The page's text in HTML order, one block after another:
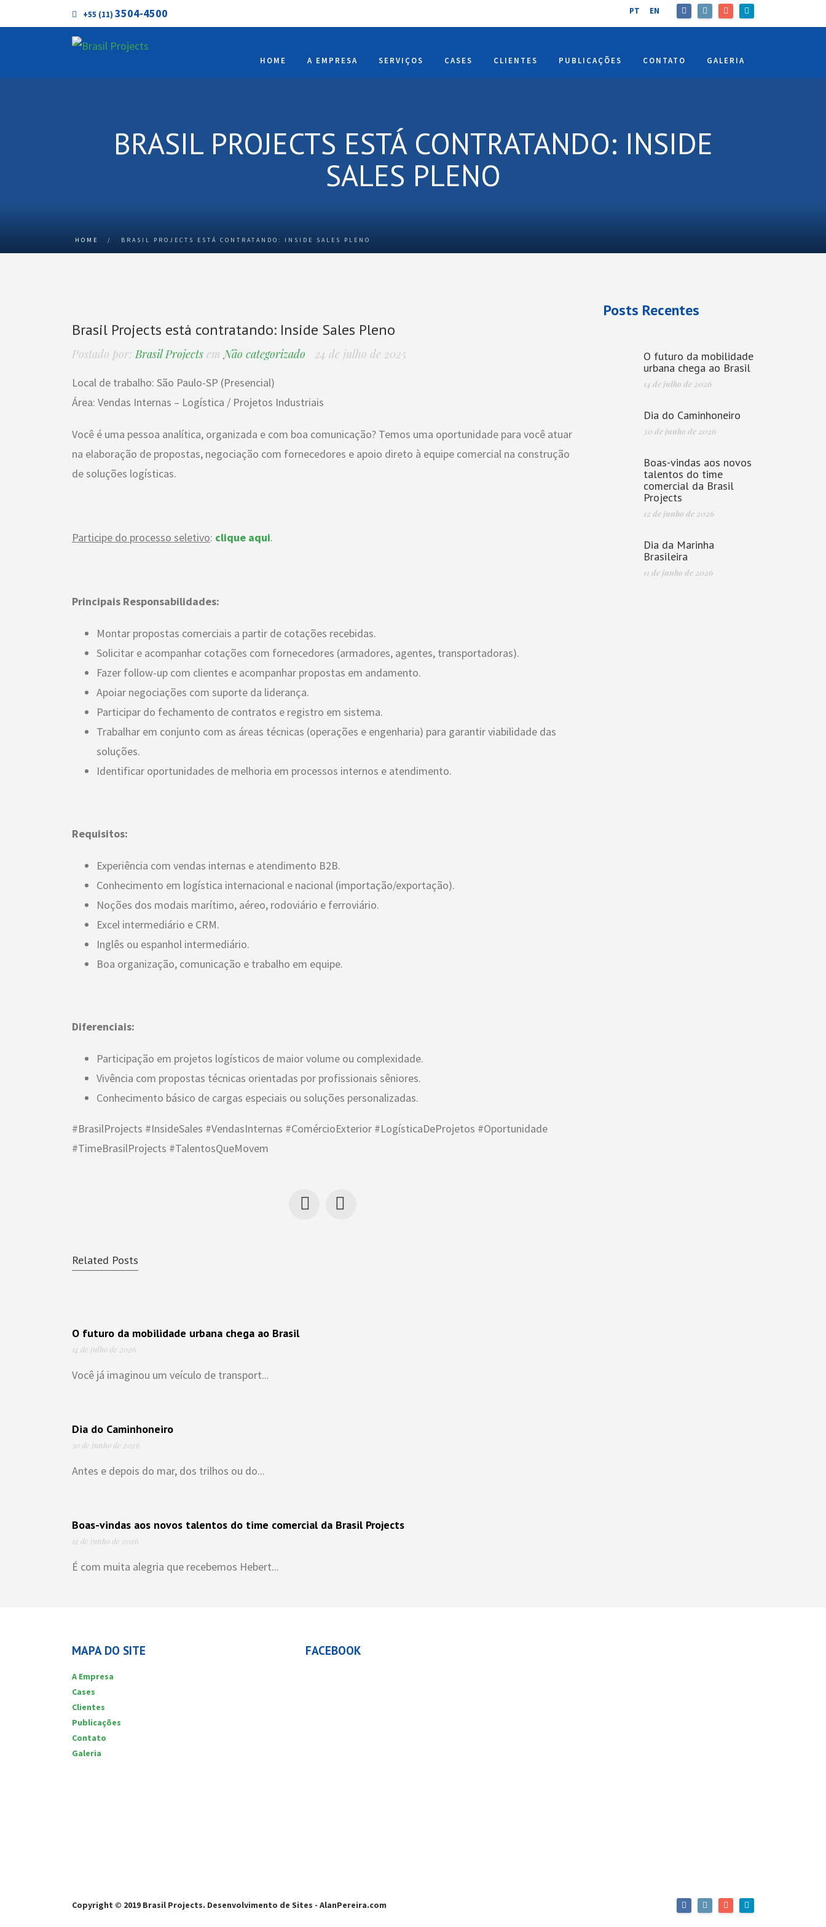
+55 (11) 3504-4500 PT EN
HOME A EMPRESA SERVIÇOS CASES CLIENTES PUBLICAÇÕES CONTATO GALERIA
BRASIL PROJECTS ESTÁ CONTRATANDO: INSIDE
SALES PLENO
HOME / BRASIL PROJECTS ESTÁ CONTRATANDO: INSIDE SALES PLENO
Brasil Projects está contratando: Inside Sales Pleno
Postado por: Brasil Projects em Não categorizado 24 de julho de 2025
Local de trabalho: São Paulo-SP (Presencial)
Área: Vendas Internas – Logística / Projetos Industriais
Você é uma pessoa analítica, organizada e com boa comunicação? Temos uma oportunidade para você atuar
na elaboração de propostas, negociação com fornecedores e apoio direto à equipe comercial na construção
de soluções logísticas.
Participe do processo seletivo: clique aqui.
Principais Responsabilidades:
Montar propostas comerciais a partir de cotações recebidas.
Solicitar e acompanhar cotações com fornecedores (armadores, agentes, transportadoras).
Fazer follow-up com clientes e acompanhar propostas em andamento.
Apoiar negociações com suporte da liderança.
Participar do fechamento de contratos e registro em sistema.
Trabalhar em conjunto com as áreas técnicas (operações e engenharia) para garantir viabilidade das
soluções.
Identificar oportunidades de melhoria em processos internos e atendimento.
Requisitos:
Experiência com vendas internas e atendimento B2B.
Conhecimento em logística internacional e nacional (importação/exportação).
Noções dos modais marítimo, aéreo, rodoviário e ferroviário.
Excel intermediário e CRM.
Inglês ou espanhol intermediário.
Boa organização, comunicação e trabalho em equipe.
Diferenciais:
Participação em projetos logísticos de maior volume ou complexidade.
Vivência com propostas técnicas orientadas por profissionais sêniores.
Conhecimento básico de cargas especiais ou soluções personalizadas.
#BrasilProjects #InsideSales #VendasInternas #ComércioExterior #LogísticaDeProjetos #Oportunidade
#TimeBrasilProjects #TalentosQueMovem
Related Posts
O futuro da mobilidade urbana chega ao Brasil
14 de julho de 2026
Você já imaginou um veículo de transport...
Dia do Caminhoneiro
30 de junho de 2026
Antes e depois do mar, dos trilhos ou do...
Boas-vindas aos novos talentos do time comercial da Brasil Projects
12 de junho de 2026
É com muita alegria que recebemos Hebert...
Posts Recentes
O futuro da mobilidade
urbana chega ao Brasil
14 de julho de 2026
Dia do Caminhoneiro
30 de junho de 2026
Boas-vindas aos novos
talentos do time
comercial da Brasil
Projects
12 de junho de 2026
Dia da Marinha
Brasileira
11 de junho de 2026
MAPA DO SITE
A Empresa
Cases
Clientes
Publicações
Contato
Galeria
FACEBOOK
Copyright © 2019 Brasil Projects. Desenvolvimento de Sites - AlanPereira.com